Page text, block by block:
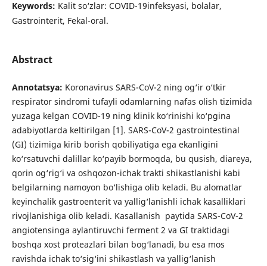
Keywords: Kalit so‘zlar: COVID-19infeksyasi, bolalar,
Gastrointerit, Fekal-oral.
Abstract
Annotatsya: Koronavirus SARS-CoV-2 ning og‘ir o‘tkir
respirator sindromi tufayli odamlarning nafas olish tizimida
yuzaga kelgan COVID-19 ning klinik ko‘rinishi ko‘pgina
adabiyotlarda keltirilgan [1]. SARS-CoV-2 gastrointestinal
(GI) tizimiga kirib borish qobiliyatiga ega ekanligini
ko‘rsatuvchi dalillar ko‘payib bormoqda, bu qusish, diareya,
qorin og‘rig‘i va oshqozon-ichak trakti shikastlanishi kabi
belgilarning namoyon bo‘lishiga olib keladi. Bu alomatlar
keyinchalik gastroenterit va yallig‘lanishli ichak kasalliklari
rivojlanishiga olib keladi. Kasallanish paytida SARS-CoV-2
angiotensinga aylantiruvchi ferment 2 va GI traktidagi
boshqa xost proteazlari bilan bog‘lanadi, bu esa mos
ravishda ichak to‘sig‘ini shikastlash va yallig‘lanish